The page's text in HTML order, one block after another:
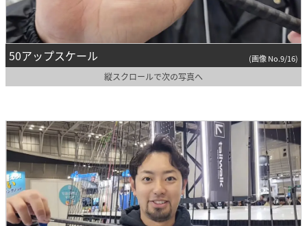
50アップスケール (画像 No.9/16)
縦スクロールで次の写真へ